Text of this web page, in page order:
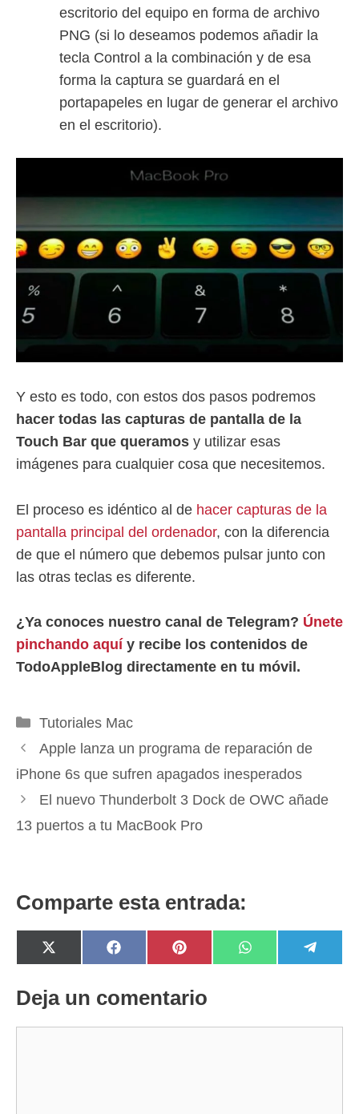
escritorio del equipo en forma de archivo
PNG (si lo deseamos podemos añadir la
tecla Control a la combinación y de esa
forma la captura se guardará en el
portapapeles en lugar de generar el archivo
en el escritorio).
Y esto es todo, con estos dos pasos podremos
hacer todas las capturas de pantalla de la
Touch Bar que queramos y utilizar esas
imágenes para cualquier cosa que necesitemos.
El proceso es idéntico al de hacer capturas de la
pantalla principal del ordenador, con la diferencia
de que el número que debemos pulsar junto con
las otras teclas es diferente.
¿Ya conoces nuestro canal de Telegram? Únete
pinchando aquí y recibe los contenidos de
TodoAppleBlog directamente en tu móvil.
Categorías
Tutoriales Mac
Apple lanza un programa de reparación de
iPhone 6s que sufren apagados inesperados
El nuevo Thunderbolt 3 Dock de OWC añade
13 puertos a tu MacBook Pro
Comparte esta entrada:
Compartir
en
X
(
w
i
t
Compartir
en
F
a
e
b
o
Compartir
en
P
i
t
e
e
Compartir
en
W
h
p
en
e
a
Deja un comentario